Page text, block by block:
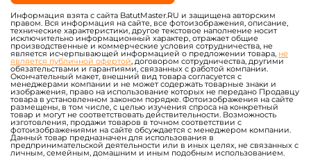
Информация взята с сайта BatutMaster.RU и защищена авторским
правом. Вся информация на сайте, все фотоизображения, описание,
технические характеристики, другое текстовое наполнение носит
исключительно информационный характер, отражает общие
производственные и коммерческие условия сотрудничества, не
является исчерпывающей информацией о предложении товара, не
является публичной офертой, договором сотрудничества, другими
обязательствами и гарантиями, связанных с работой компании.
Окончательный макет, внешний вид товара согласуется с
менеджерами компании и не может содержать товарные знаки и
изображения, право на использование которых не передано Продавцу
товара в установленном законом порядке. Фотоизображения на сайте
размещены, в том числе, с целью изучения спроса на конкретный
товар и могут не соответствовать действительности. Возможность
изготовления, продажи товаров в точном соответствии с
фотоизображениями на сайте обсуждается с менеджером компании.
Данный товар предназначен для использования в
предпринимательской деятельности или в иных целях, не связанных с
личным, семейным, домашним и иным подобным использованием.